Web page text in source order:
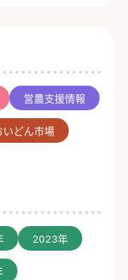
営農支援情報
いどん市場
2023年